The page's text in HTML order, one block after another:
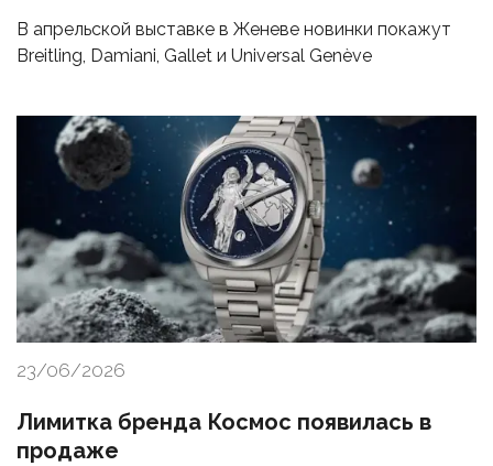
В апрельской выставке в Женеве новинки покажут
Breitling, Damiani, Gallet и Universal Genève
23/06/2026
Лимитка бренда Космос появилась в
продаже